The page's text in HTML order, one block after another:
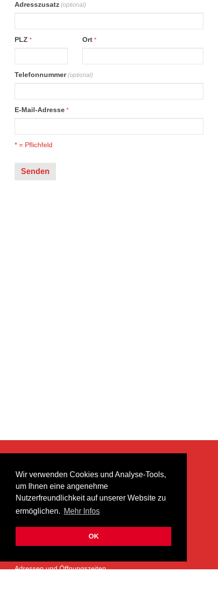
Wir verwenden Cookies und Analyse-Tools,
um Ihnen eine angenehme
Nutzerfreundlichkeit auf unserer Website zu
ermöglichen. Mehr Infos
OK
Adresszusatz (optional)
PLZ * Ort *
Telefonnummer (optional)
E-Mail-Adresse *
* = Pflichfeld
heer musik ag
Lättenstrasse 35
8952 Schlieren
info@heermusic.com
ÜBER UNS
Adressen und Öffnungszeiten